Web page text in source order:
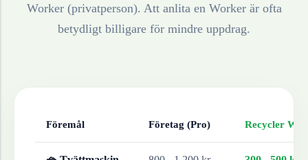
Worker (privatperson). Att anlita en Worker är ofta
betydligt billigare för mindre uppdrag.
Föremål Företag (Pro) Recycler